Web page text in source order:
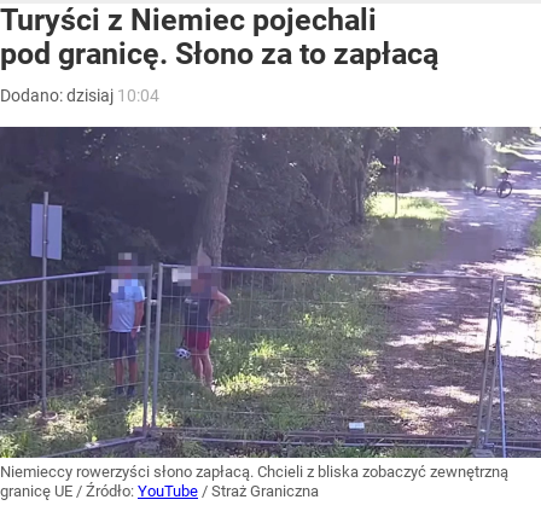
Turyści z Niemiec pojechali
pod granicę. Słono za to zapłacą
Dodano:dzisiaj 10:04
Niemieccy rowerzyści słono zapłacą. Chcieli z bliska zobaczyć zewnętrzną
granicę UE / Źródło: YouTube / Straż Graniczna